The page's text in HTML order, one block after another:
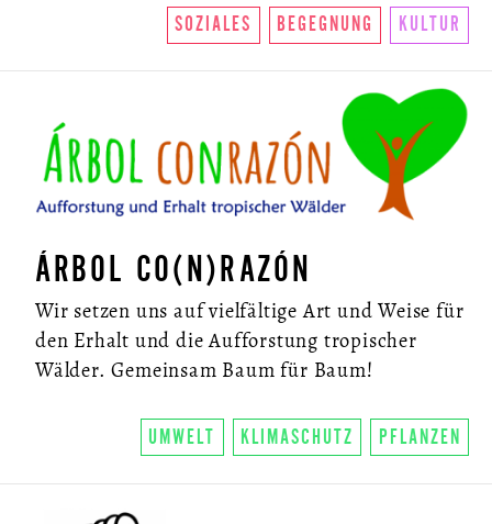
SOZIALES BEGEGNUNG KULTUR
ÁRBOL CO(N)RAZÓN
Wir setzen uns auf vielfältige Art und Weise für
den Erhalt und die Aufforstung tropischer
Wälder. Gemeinsam Baum für Baum!
UMWELT KLIMASCHUTZ PFLANZEN